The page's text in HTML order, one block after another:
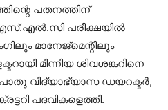
പതനത്തിന്
പരീക്ഷയിൽ
മാനേജ്‌മെന്റിലും
മിന്നിയ ശിവശങ്കറിനെ
വിദ്യാഭ്യാസ ഡയറക്ടർ,
പദവികളെത്തി.